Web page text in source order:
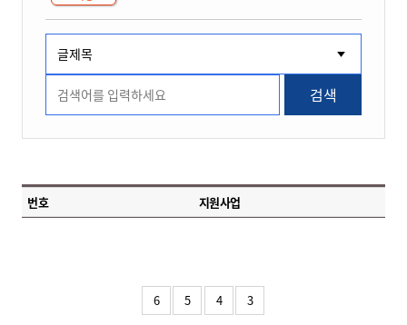
검색
번호 지원사업
6 5 4 3